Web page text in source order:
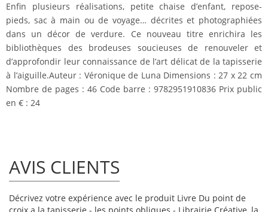
Enfin plusieurs réalisations, petite chaise d’enfant, repose-
pieds, sac à main ou de voyage… décrites et photographiées
dans un décor de verdure. Ce nouveau titre enrichira les
bibliothèques des brodeuses soucieuses de renouveler et
d’approfondir leur connaissance de l’art délicat de la tapisserie
à l’aiguille.Auteur : Véronique de Luna Dimensions : 27 x 22 cm
Nombre de pages : 46 Code barre : 9782951910836 Prix public
en € : 24
AVIS CLIENTS
Décrivez votre expérience avec le produit Livre Du point de